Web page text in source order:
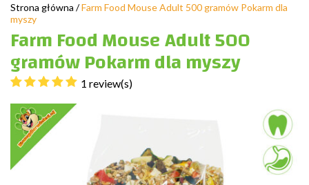
Strona główna /Farm Food Mouse Adult 500 gramów Pokarm dla
myszy
Farm Food Mouse Adult 500
gramów Pokarm dla myszy
1 review(s)